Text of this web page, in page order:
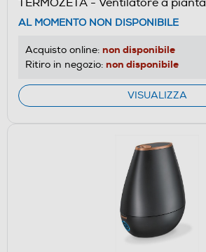
AL MOMENTO NON DISPONIBILE
Acquisto online: non disponibile
Ritiro in negozio: non disponibile
VISUALIZZA